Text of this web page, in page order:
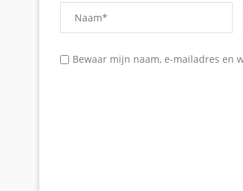
Bewaar mijn naam, e-mailadres en